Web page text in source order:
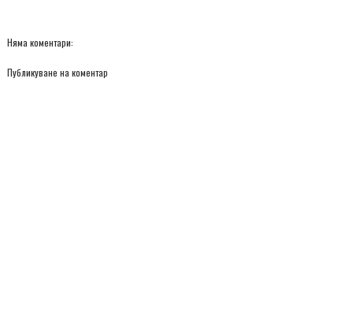
Няма коментари:
Публикуване на коментар